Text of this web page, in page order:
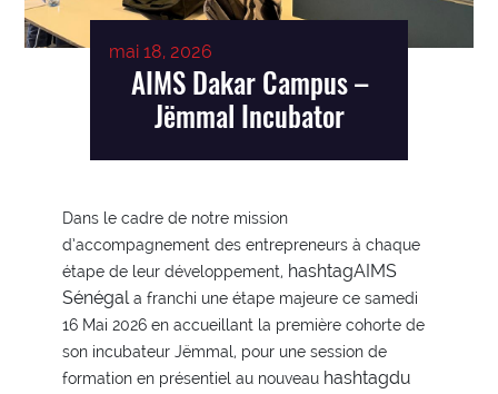
mai 18, 2026
AIMS Dakar Campus –
Jëmmal Incubator
Dans le cadre de notre mission
d’accompagnement des entrepreneurs à chaque
étape de leur développement, hashtagAIMS
Sénégal a franchi une étape majeure ce samedi
16 Mai 2026 en accueillant la première cohorte de
son incubateur Jëmmal, pour une session de
formation en présentiel au nouveau hashtagdu